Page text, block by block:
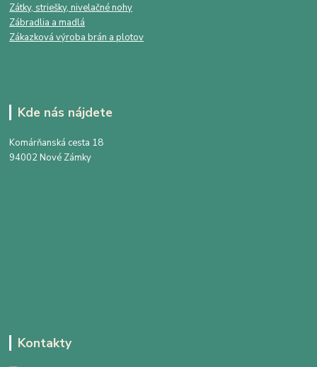
Zátky, striešky, nivelačné nohy
Zábradlia a madlá
Zákazková výroba brán a plotov
Kde nás nájdete
Komárňanská cesta 18
94002 Nové Zámky
Kontakty